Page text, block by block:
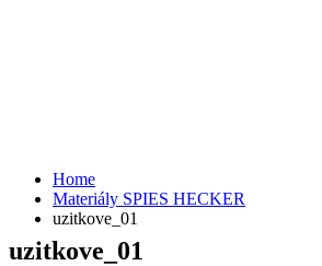
Home
Materiály SPIES HECKER
uzitkove_01
uzitkove_01